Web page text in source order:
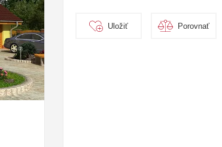
Uložiť Porovnať